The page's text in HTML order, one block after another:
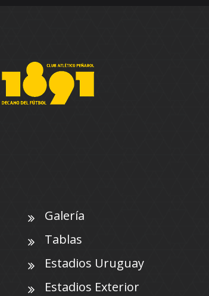
Galería
Tablas
Estadios Uruguay
Estadios Exterior